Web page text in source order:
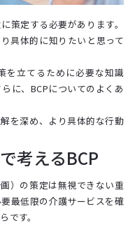
策定する必要があります。
具体的に知りたいと思って
を立てるために必要な知識
に、BCPについてのよくあ
を深め、より具体的な行動
考えるBCP
）の策定は無視できない重
最低限の介護サービスを確
です。